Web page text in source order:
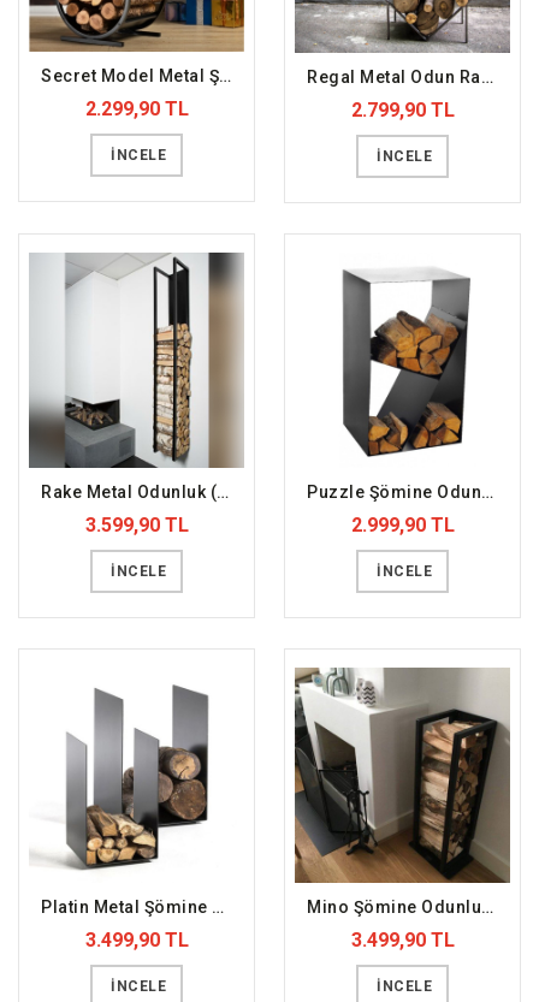
Secret Model Metal Şömine Odunluğu (DFFODN10)
2.299,90 TL
İNCELE
Regal Metal Odun Rafı (DFFODN9)
2.799,90 TL
İNCELE
Rake Metal Odunluk (DFFODN8)
3.599,90 TL
İNCELE
Puzzle Şömine Odunluk (DFFODN7)
2.999,90 TL
İNCELE
Platin Metal Şömine Odunluk (DFFODN6)
3.499,90 TL
İNCELE
Mino Şömine Odunluk (DFFODN5)
3.499,90 TL
İNCELE